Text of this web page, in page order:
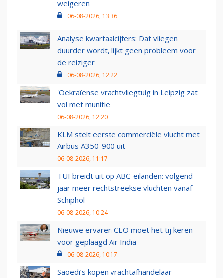
weigeren
06-08-2026, 13:36
Analyse kwartaalcijfers: Dat vliegen
duurder wordt, lijkt geen probleem voor
de reiziger
06-08-2026, 12:22
'Oekraïense vrachtvliegtuig in Leipzig zat
vol met munitie'
06-08-2026, 12:20
KLM stelt eerste commerciële vlucht met
Airbus A350-900 uit
06-08-2026, 11:17
TUI breidt uit op ABC-eilanden: volgend
jaar meer rechtstreekse vluchten vanaf
Schiphol
06-08-2026, 10:24
Nieuwe ervaren CEO moet het tij keren
voor geplaagd Air India
06-08-2026, 10:17
Saoedi’s kopen vrachtafhandelaar